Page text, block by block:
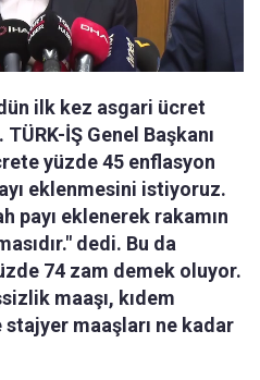
ilk kez asgari ücret
İŞ Genel Başkanı
yüzde 45 enflasyon
eklenmesini istiyoruz.
payı eklenerek rakamın
dedi. Bu da
74 zam demek oluyor.
maaşı, kıdem
maaşları ne kadar